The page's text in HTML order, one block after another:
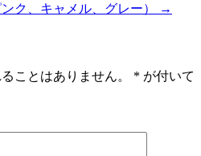
ク、キャメル、グレー）
→
ことはありません。 * が付いて